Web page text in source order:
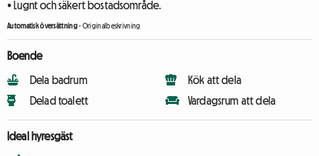
• Lugnt och säkert bostadsområde.
Automatisk översättning-Originalbeskrivning
Boende
Dela badrum
Delad toalett
Kök att dela
Vardagsrum att dela
Ideal hyresgäst